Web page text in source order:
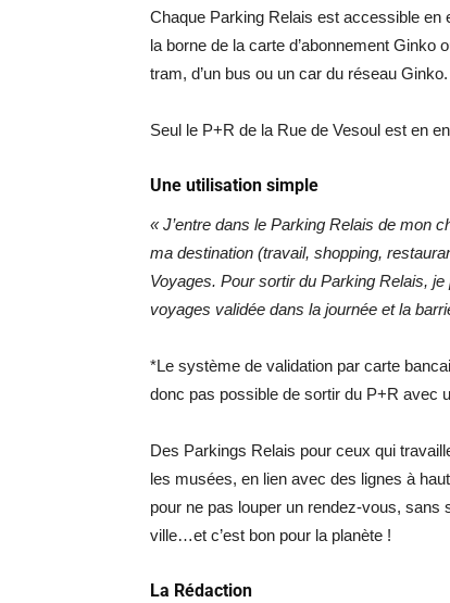
Chaque Parking Relais est accessible en
la borne de la carte d’abonnement Ginko
tram, d’un bus ou un car du réseau Ginko.
Seul le P+R de la Rue de Vesoul est en
Une utilisation simple
« J’entre dans le Parking Relais de mon
ma destination (travail, shopping,
Voyages. Pour sortir du Parking Relais,
voyages validée dans la journée et la
*Le système de validation par carte
donc pas possible de sortir du P+R avec
Des Parkings Relais pour ceux qui
les musées, en lien avec des lignes à
pour ne pas louper un rendez-vous,
ville…et c’est bon pour la planète !
La Rédaction